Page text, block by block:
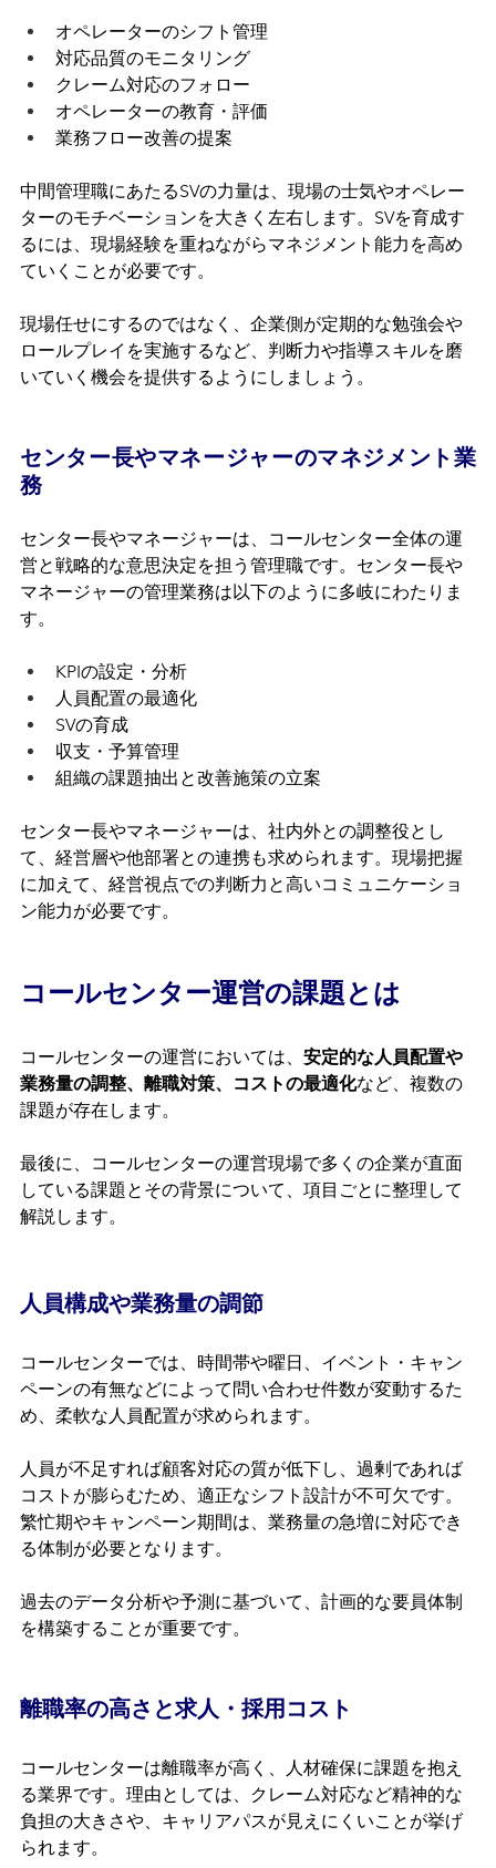
オペレーターのシフト管理
対応品質のモニタリング
クレーム対応のフォロー
オペレーターの教育・評価
業務フロー改善の提案
中間管理職にあたるSVの力量は、現場の士気やオペレー
ターのモチベーションを大きく左右します。SVを育成す
るには、現場経験を重ねながらマネジメント能力を高め
ていくことが必要です。
現場任せにするのではなく、企業側が定期的な勉強会や
ロールプレイを実施するなど、判断力や指導スキルを磨
いていく機会を提供するようにしましょう。
センター長やマネージャーのマネジメント業
務
センター長やマネージャーは、コールセンター全体の運
営と戦略的な意思決定を担う管理職です。センター長や
マネージャーの管理業務は以下のように多岐にわたりま
す。
KPIの設定・分析
人員配置の最適化
SVの育成
収支・予算管理
組織の課題抽出と改善施策の立案
センター長やマネージャーは、社内外との調整役とし
て、経営層や他部署との連携も求められます。現場把握
に加えて、経営視点での判断力と高いコミュニケーショ
ン能力が必要です。
コールセンター運営の課題とは
コールセンターの運営においては、 安定的な人員配置や
業務量の調整、離職対策、コストの最適化など、複数の
課題が存在します。
最後に、コールセンターの運営現場で多くの企業が直面
している課題とその背景について、項目ごとに整理して
解説します。
人員構成や業務量の調節
コールセンターでは、時間帯や曜日、イベント・キャン
ペーンの有無などによって問い合わせ件数が変動するた
め、柔軟な人員配置が求められます。
人員が不足すれば顧客対応の質が低下し、過剰であれば
コストが膨らむため、適正なシフト設計が不可欠です。
繁忙期やキャンペーン期間は、業務量の急増に対応でき
る体制が必要となります。
過去のデータ分析や予測に基づいて、計画的な要員体制
を構築することが重要です。
離職率の高さと求人・採用コスト
コールセンターは離職率が高く、人材確保に課題を抱え
る業界です。理由としては、クレーム対応など精神的な
負担の大きさや、キャリアパスが見えにくいことが挙げ
られます。